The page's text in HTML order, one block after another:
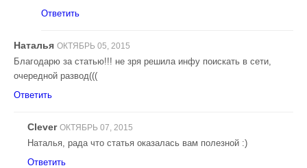
Ответить
Наталья ОКТЯБРЬ 05, 2015
Благодарю за статью!!! не зря решила инфу поискать в сети,
очередной развод(((
Ответить
Clever ОКТЯБРЬ 07, 2015
Наталья, рада что статья оказалась вам полезной :)
Ответить